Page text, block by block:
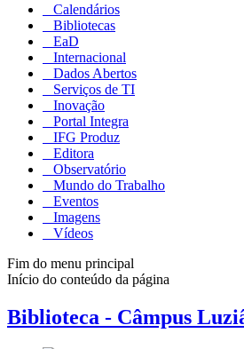
Calendários
Bibliotecas
EaD
Internacional
Dados Abertos
Serviços de TI
Inovação
Portal Integra
IFG Produz
Editora
Observatório
Mundo do Trabalho
Eventos
Imagens
Vídeos
Fim do menu principal
Início do conteúdo da página
Biblioteca - Câmpus